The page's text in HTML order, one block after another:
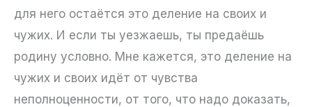
для него остаётся это деление на своих и
чужих. И если ты уезжаешь, ты предаёшь
родину условно. Мне кажется, это деление на
чужих и своих идёт от чувства
неполноценности, от того, что надо доказать,